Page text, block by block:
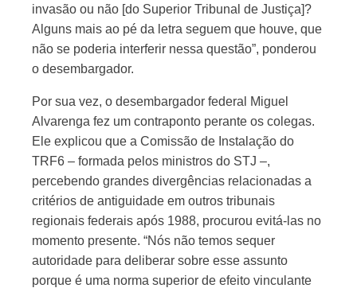
invasão ou não [do Superior Tribunal de Justiça]?
Alguns mais ao pé da letra seguem que houve, que
não se poderia interferir nessa questão”, ponderou
o desembargador.
Por sua vez, o desembargador federal Miguel
Alvarenga fez um contraponto perante os colegas.
Ele explicou que a Comissão de Instalação do
TRF6 – formada pelos ministros do STJ –,
percebendo grandes divergências relacionadas a
critérios de antiguidade em outros tribunais
regionais federais após 1988, procurou evitá-las no
momento presente. “Nós não temos sequer
autoridade para deliberar sobre esse assunto
porque é uma norma superior de efeito vinculante